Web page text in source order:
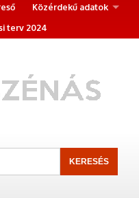
Közérdekű adatok
terv 2024